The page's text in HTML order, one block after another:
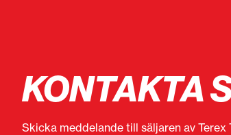
KONTAKTA
Skicka meddelande till säljaren av Terex